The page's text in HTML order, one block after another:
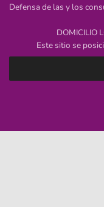
Defensa de las y los
DOMICILIO
Este sitio se